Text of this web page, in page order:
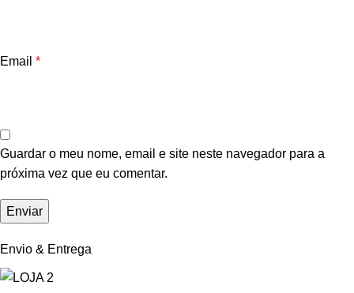
Email *
Guardar o meu nome, email e site neste navegador para a
próxima vez que eu comentar.
Envio & Entrega